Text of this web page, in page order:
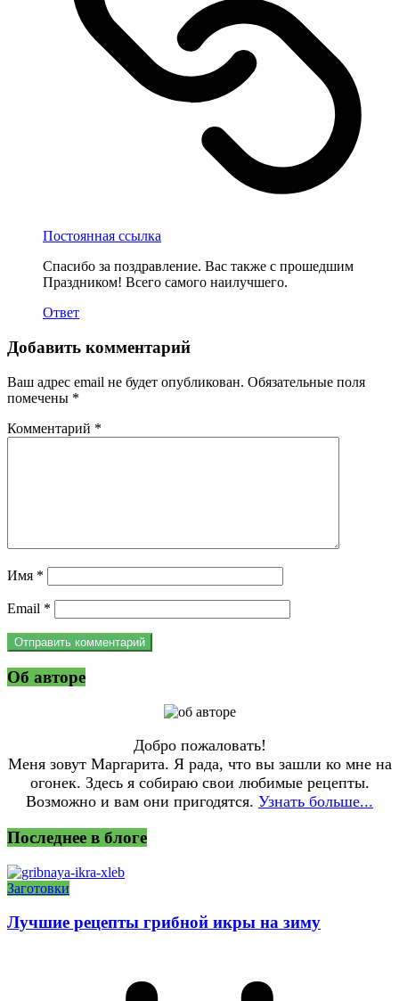
Постоянная ссылка
Спасибо за поздравление. Вас также с прошедшим
Праздником! Всего самого наилучшего.
Ответ
Добавить комментарий
Ваш адрес email не будет опубликован. Обязательные поля
помечены *
Комментарий *
Имя *
Email *
Об авторе
Добро пожаловать!
Меня зовут Маргарита. Я рада, что вы зашли ко мне на
огонек. Здесь я собираю свои любимые рецепты.
Возможно и вам они пригодятся. Узнать больше...
Последнее в блоге
Заготовки
Лучшие рецепты грибной икры на зиму